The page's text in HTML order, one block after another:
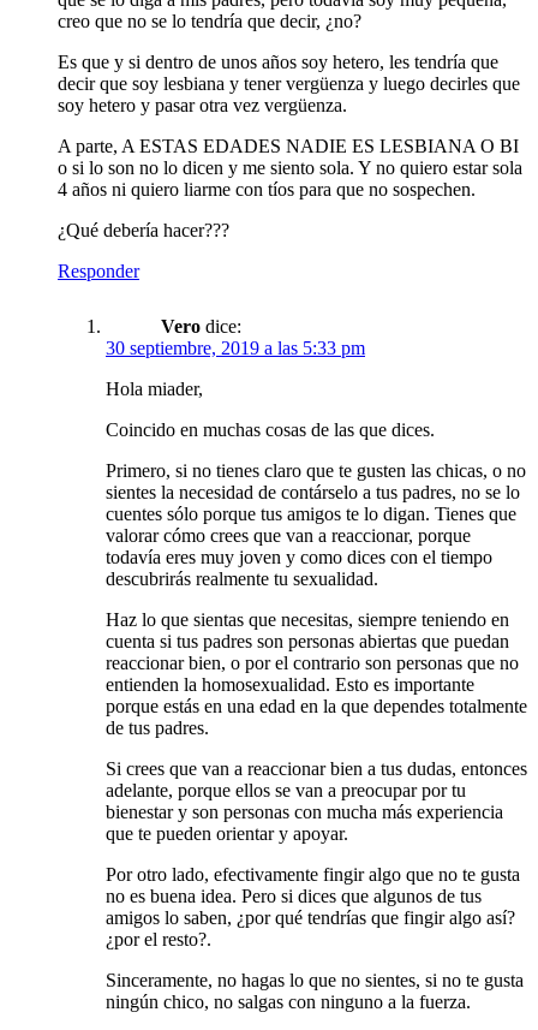
creo que no se lo tendría que decir, ¿no?
Es que y si dentro de unos años soy hetero, les tendría que
decir que soy lesbiana y tener vergüenza y luego decirles que
soy hetero y pasar otra vez vergüenza.
A parte, A ESTAS EDADES NADIE ES LESBIANA O BI
o si lo son no lo dicen y me siento sola. Y no quiero estar sola
4 años ni quiero liarme con tíos para que no sospechen.
¿Qué debería hacer???
Responder
Vero dice:
30 septiembre, 2019 a las 5:33 pm
Hola miader,
Coincido en muchas cosas de las que dices.
Primero, si no tienes claro que te gusten las chicas, o no
sientes la necesidad de contárselo a tus padres, no se lo
cuentes sólo porque tus amigos te lo digan. Tienes que
valorar cómo crees que van a reaccionar, porque
todavía eres muy joven y como dices con el tiempo
descubrirás realmente tu sexualidad.
Haz lo que sientas que necesitas, siempre teniendo en
cuenta si tus padres son personas abiertas que puedan
reaccionar bien, o por el contrario son personas que no
entienden la homosexualidad. Esto es importante
porque estás en una edad en la que dependes totalmente
de tus padres.
Si crees que van a reaccionar bien a tus dudas, entonces
adelante, porque ellos se van a preocupar por tu
bienestar y son personas con mucha más experiencia
que te pueden orientar y apoyar.
Por otro lado, efectivamente fingir algo que no te gusta
no es buena idea. Pero si dices que algunos de tus
amigos lo saben, ¿por qué tendrías que fingir algo así?
¿por el resto?.
Sinceramente, no hagas lo que no sientes, si no te gusta
ningún chico, no salgas con ninguno a la fuerza.